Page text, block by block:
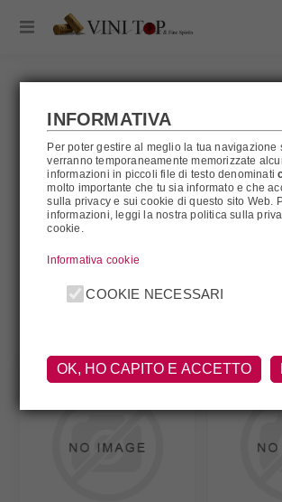
HENRI
Henri Bourgeois
INFORMATIVA
Per poter gestire al meglio la tua navigazione
verranno temporaneamente memorizzate
informazioni in piccoli file di testo denominati
molto importante che tu sia informato e che
sulla privacy e sui cookie di questo sito Web.
informazioni, leggi la nostra politica sulla
cookie.
Informativa cookie
COOKIE NECESSARI
OK, HO CAPITO E ACCETTO